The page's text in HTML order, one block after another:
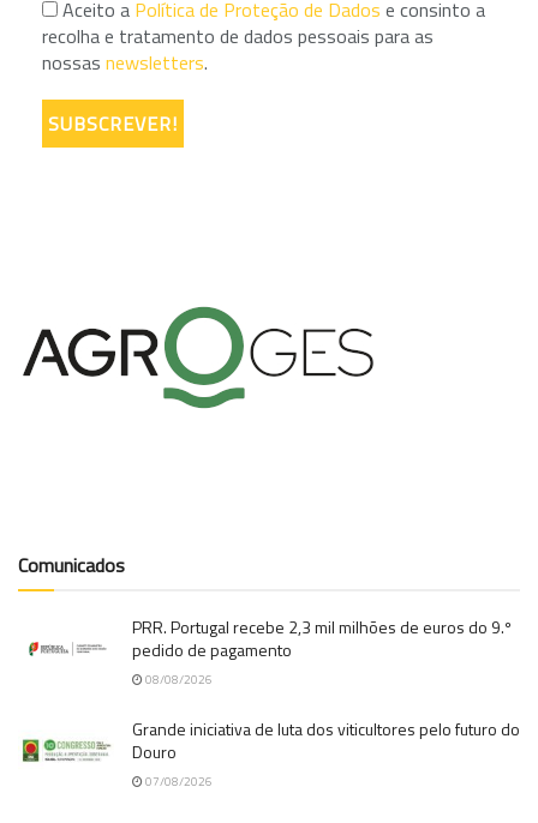
Aceito a Política de Proteção de Dados e consinto a
recolha e tratamento de dados pessoais para as
nossas newsletters.
Comunicados
PRR. Portugal recebe 2,3 mil milhões de euros do 9.º
pedido de pagamento
08/08/2026
Grande iniciativa de luta dos viticultores pelo futuro do
Douro
07/08/2026